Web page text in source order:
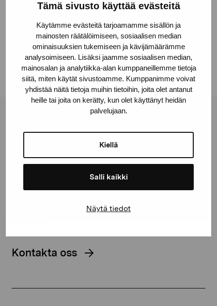
Tämä sivusto käyttää evästeitä
Käytämme evästeitä tarjoamamme sisällön ja
mainosten räätälöimiseen, sosiaalisen median
ominaisuuksien tukemiseen ja kävijämäärämme
analysoimiseen. Lisäksi jaamme sosiaalisen median,
mainosalan ja analytiikka-alan kumppaneillemme tietoja
siitä, miten käytät sivustoamme. Kumppanimme voivat
yhdistää näitä tietoja muihin tietoihin, joita olet antanut
heille tai joita on kerätty, kun olet käyttänyt heidän
palvelujaan.
Kiellä
Salli kaikki
Näytä tiedot
Facebook
Linkedin
10600 Ekenäs
proartibus@proartibus.fi
+358 (0)50 371 6339
Kontakta oss